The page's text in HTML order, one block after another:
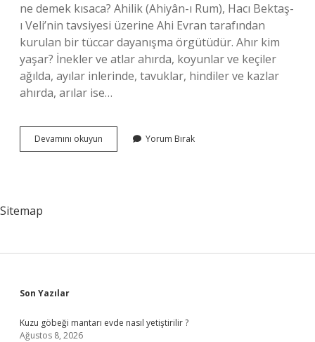
ne demek kısaca? Ahilik (Ahiyân-ı Rum), Hacı Bektaş-
ı Veli’nin tavsiyesi üzerine Ahi Evran tarafından
kurulan bir tüccar dayanışma örgütüdür. Ahır kim
yaşar? İnekler ve atlar ahırda, koyunlar ve keçiler
ağılda, ayılar inlerinde, tavuklar, hindiler ve kazlar
ahırda, arılar ise…
Devamını okuyun
Neye
Yorum Bırak
Sitemap
Sidebar
Son Yazılar
Kuzu göbeği mantarı evde nasıl yetiştirilir ?
Ağustos 8, 2026